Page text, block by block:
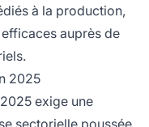
à la production,
auprès de
2025
exige une